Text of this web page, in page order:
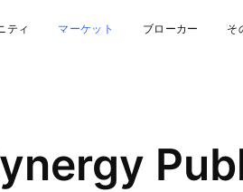
ティ マーケット ブローカー そ